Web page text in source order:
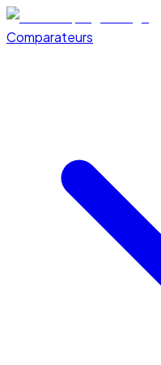
Comparateurs